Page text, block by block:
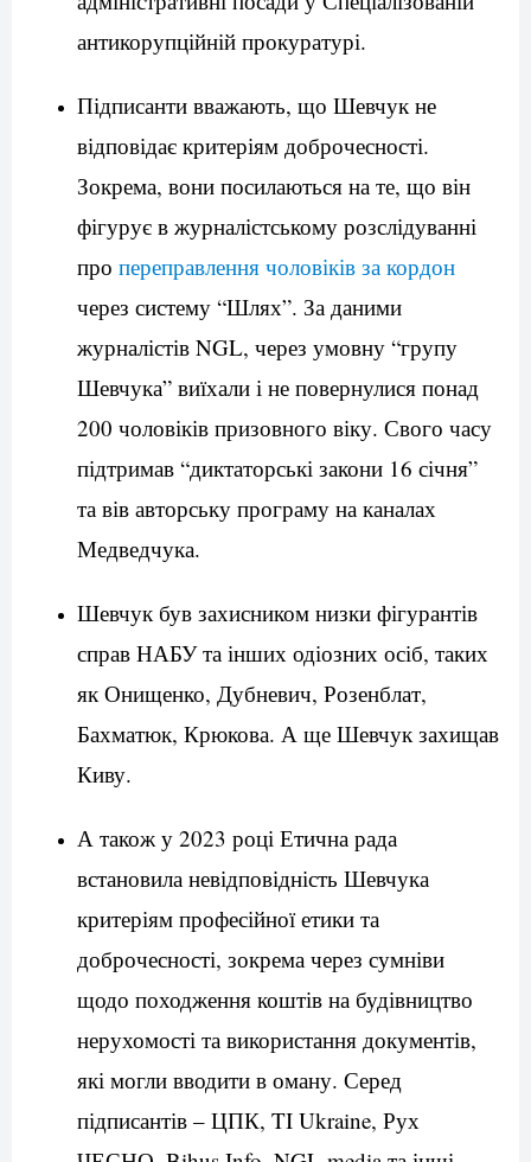
антикорупційній прокуратурі.
Підписанти вважають, що Шевчук не
відповідає критеріям доброчесності.
Зокрема, вони посилаються на те, що він
фігурує в журналістському розслідуванні
про переправлення чоловіків за кордон
через систему “Шлях”. За даними
журналістів NGL, через умовну “групу
Шевчука” виїхали і не повернулися понад
200 чоловіків призовного віку. Свого часу
підтримав “диктаторські закони 16 січня”
та вів авторську програму на каналах
Медведчука.
Шевчук був захисником низки фігурантів
справ НАБУ та інших одіозних осіб, таких
як Онищенко, Дубневич, Розенблат,
Бахматюк, Крюкова. А ще Шевчук захищав
Киву.
А також у 2023 році Етична рада
встановила невідповідність Шевчука
критеріям професійної етики та
доброчесності, зокрема через сумніви
щодо походження коштів на будівництво
нерухомості та використання документів,
які могли вводити в оману. Серед
підписантів – ЦПК, TI Ukraine, Рух